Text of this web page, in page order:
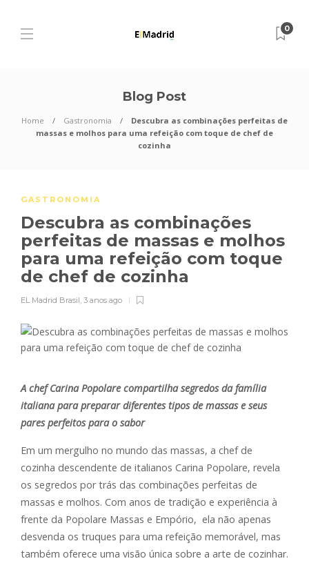
0
Blog Post
Home Gastronomia
Descubra as combinações perfeitas de
massas e molhos para uma refeição com toque de chef de
cozinha
GASTRONOMIA
Descubra as combinações
perfeitas de massas e molhos
para uma refeição com toque
de chef de cozinha
EL Madrid Brasil, 3 anos ago
A chef Carina Popolare compartilha segredos da família
italiana para preparar diferentes tipos de massas e seus
pares perfeitos para o sabor
Em um mergulho no mundo das massas, a chef de
cozinha descendente de italianos Carina Popolare, revela
os segredos por trás das combinações perfeitas de
massas e molhos. Com anos de tradição e experiência à
frente da Popolare Massas e Empório, ela não apenas
desvenda os truques para uma refeição memorável, mas
também oferece uma visão única sobre a arte de cozinhar.